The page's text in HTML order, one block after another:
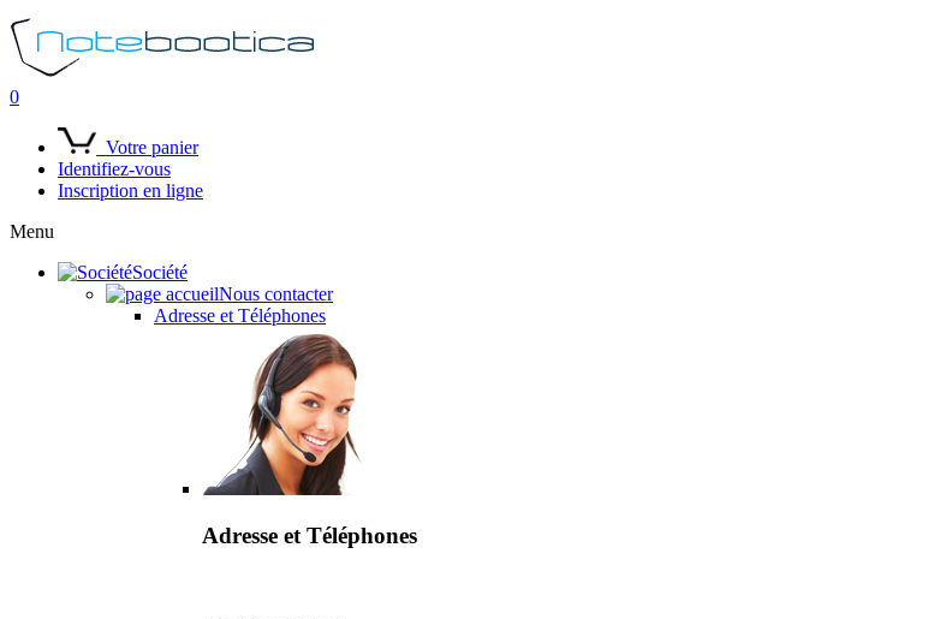
0
Votre panier
Identifiez-vous
Inscription en ligne
Menu
Société
Nous contacter
Adresse et Téléphones
Adresse et Téléphones